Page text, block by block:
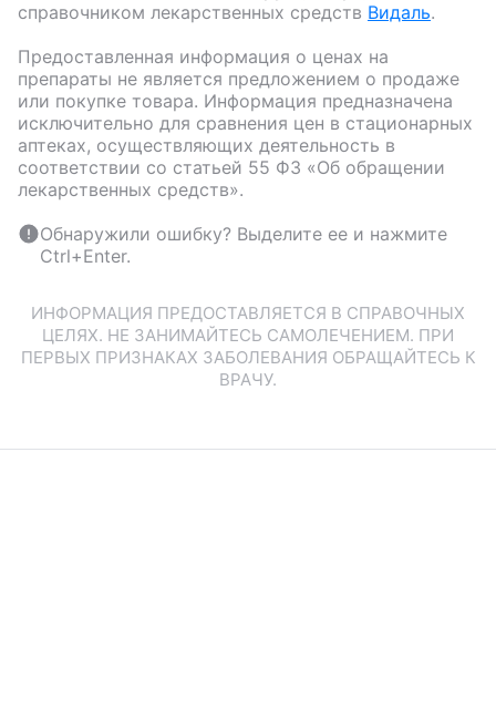
справочником лекарственных средств Видаль.
Предоставленная информация о ценах на
препараты не является предложением о продаже
или покупке товара. Информация предназначена
исключительно для сравнения цен в стационарных
аптеках, осуществляющих деятельность в
соответствии со статьей 55 ФЗ «Об обращении
лекарственных средств».
Обнаружили ошибку? Выделите ее и нажмите
Ctrl+Enter.
ИНФОРМАЦИЯ ПРЕДОСТАВЛЯЕТСЯ В СПРАВОЧНЫХ
ЦЕЛЯХ. НЕ ЗАНИМАЙТЕСЬ САМОЛЕЧЕНИЕМ. ПРИ
ПЕРВЫХ ПРИЗНАКАХ ЗАБОЛЕВАНИЯ ОБРАЩАЙТЕСЬ К
ВРАЧУ.